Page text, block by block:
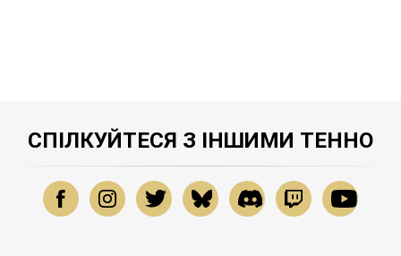
СПІЛКУЙТЕСЯ З ІНШИМИ ТЕННО